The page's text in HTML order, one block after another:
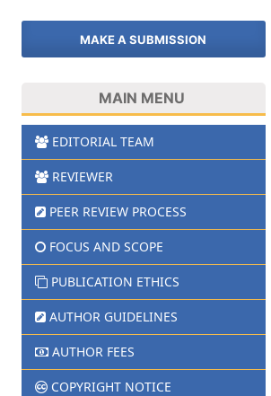
MAKE A SUBMISSION
MAIN MENU
EDITORIAL TEAM
REVIEWER
PEER REVIEW PROCESS
FOCUS AND SCOPE
PUBLICATION ETHICS
AUTHOR GUIDELINES
AUTHOR FEES
COPYRIGHT NOTICE